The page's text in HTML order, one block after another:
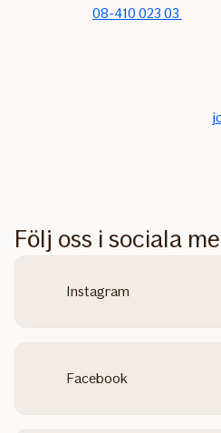
08-410 023 03
Följ oss i sociala
Instagram
Facebook